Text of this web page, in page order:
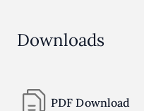
Downloads
PDF Download